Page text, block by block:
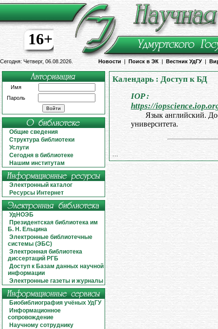
16+
Сегодня: Четверг, 06.08.2026. Новости | Поиск в ЭК | Вестник УдГУ |
Имя
Пароль
Общие сведения
Структура библиотеки
Услуги
Сегодня в библиотеке
Нашим институтам
Электронный каталог
Ресурсы Интернет
УдНОЭБ
Президентская библиотека им
Б. Н. Ельцина
Электронные библиотечные
системы (ЭБС)
Электронная библиотека
диссертаций РГБ
Доступ к Базам данных научной
информации
Электронные газеты и журналы
Биобиблиография учёных УдГУ
Информационное
сопровождение
Научному сотруднику
Календарь : Доступ к БД
IOP :
https://
Язык английский.
университета.